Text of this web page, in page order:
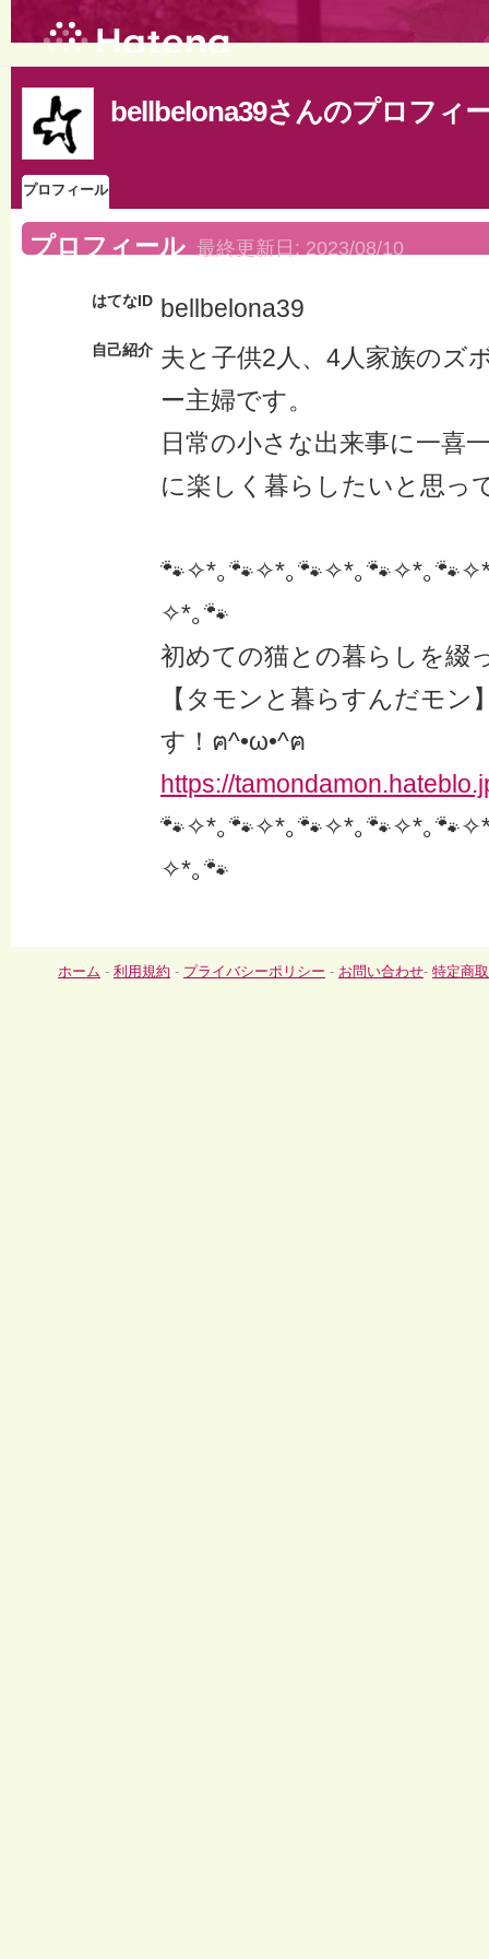
bellbelona39さんのプロフィ
プロフィール
プロフィール 最終更新日: 2023/08/10
はてなID bellbelona39
自己紹介 夫と子供2人、4人家族のズ
ー主婦です。
日常の小さな出来事に一喜
に楽しく暮らしたいと思っ
🐾✧*｡🐾✧*｡🐾✧*｡🐾✧*｡
✧*｡🐾
初めての猫との暮らしを綴
【タモンと暮らすんだモン
す！ฅ^•ω•^ฅ
https://
🐾✧*｡🐾✧*｡🐾✧*｡🐾✧*｡
✧*｡🐾
ホーム - 利用規約 - プライバシーポリシー - お問い合わせ- 特定商